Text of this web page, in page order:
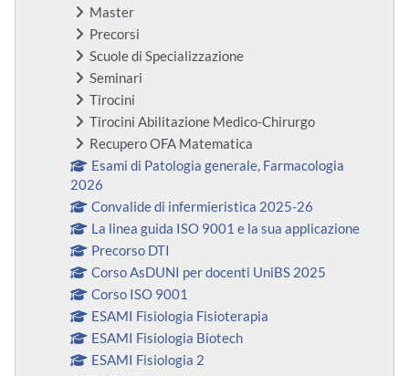
Master
Precorsi
Scuole di Specializzazione
Seminari
Tirocini
Tirocini Abilitazione Medico-Chirurgo
Recupero OFA Matematica
Esami di Patologia generale, Farmacologia
2026
Convalide di infermieristica 2025-26
La linea guida ISO 9001 e la sua applicazione
Precorso DTI
Corso AsDUNI per docenti UniBS 2025
Corso ISO 9001
ESAMI Fisiologia Fisioterapia
ESAMI Fisiologia Biotech
ESAMI Fisiologia 2